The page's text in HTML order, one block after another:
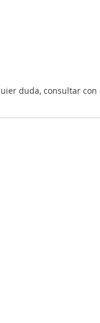
duda, consultar